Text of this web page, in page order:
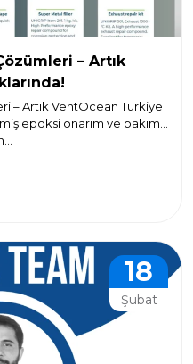
– Artık
– Artık VentOcean Türkiye
epoksi onarım ve bakım
18
Şubat